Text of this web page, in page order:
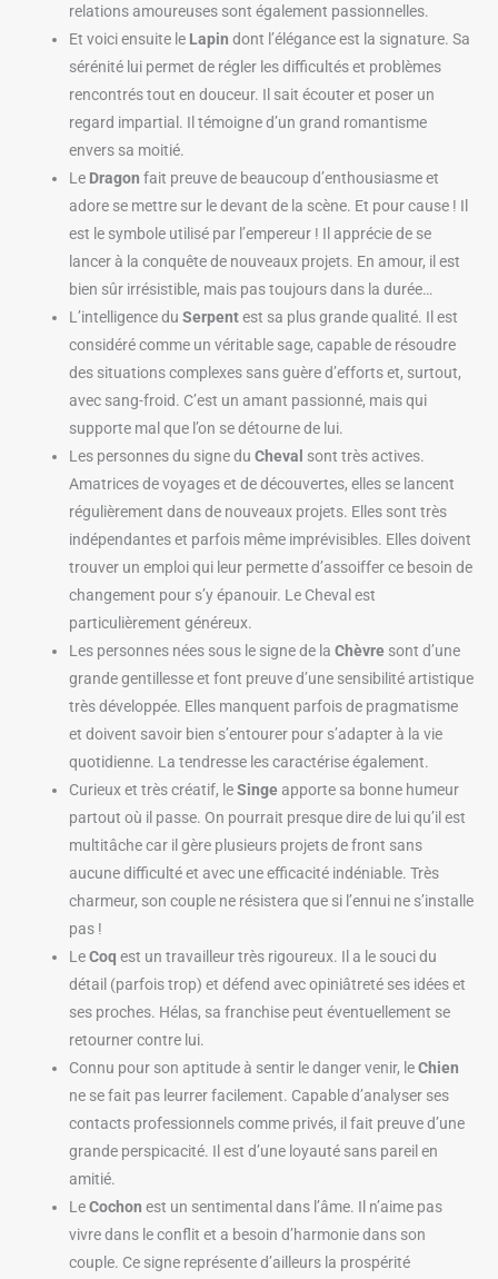
relations amoureuses sont également passionnelles.
Et voici ensuite le Lapin dont l’élégance est la signature. Sa
sérénité lui permet de régler les difficultés et problèmes
rencontrés tout en douceur. Il sait écouter et poser un
regard impartial. Il témoigne d’un grand romantisme
envers sa moitié.
Le Dragon fait preuve de beaucoup d’enthousiasme et
adore se mettre sur le devant de la scène. Et pour cause ! Il
est le symbole utilisé par l’empereur ! Il apprécie de se
lancer à la conquête de nouveaux projets. En amour, il est
bien sûr irrésistible, mais pas toujours dans la durée…
L’intelligence duSerpentest sa plus grande qualité. Il est
considéré comme un véritable sage, capable de résoudre
des situations complexes sans guère d’efforts et, surtout,
avec sang-froid. C’est un amant passionné, mais qui
supporte mal que l’on se détourne de lui.
Les personnes du signe duCheval sont très actives.
Amatrices de voyages et de découvertes, elles se lancent
régulièrement dans de nouveaux projets. Elles sont très
indépendantes et parfois même imprévisibles. Elles doivent
trouver un emploi qui leur permette d’assoiffer ce besoin de
changement pour s’y épanouir. Le Cheval est
particulièrement généreux.
Les personnes nées sous le signe de laChèvre sont d’une
grande gentillesse et font preuve d’une sensibilité artistique
très développée. Elles manquent parfois de pragmatisme
et doivent savoir bien s’entourer pour s’adapter à la vie
quotidienne. La tendresse les caractérise également.
Curieux et très créatif, leSingeapporte sa bonne humeur
partout où il passe. On pourrait presque dire de lui qu’il est
multitâche car il gère plusieurs projets de front sans
aucune difficulté et avec une efficacité indéniable. Très
charmeur, son couple ne résistera que si l’ennui ne s’installe
pas !
LeCoq est un travailleur très rigoureux. Il a le souci du
détail (parfois trop) et défend avec opiniâtreté ses idées et
ses proches. Hélas, sa franchise peut éventuellement se
retourner contre lui.
Connu pour son aptitude à sentir le danger venir, leChien
ne se fait pas leurrer facilement. Capable d’analyser ses
contacts professionnels comme privés, il fait preuve d’une
grande perspicacité. Il est d’une loyauté sans pareil en
amitié.
LeCochon est un sentimental dans l’âme. Il n’aime pas
vivre dans le conflit et a besoin d’harmonie dans son
couple. Ce signe représente d’ailleurs la prospérité